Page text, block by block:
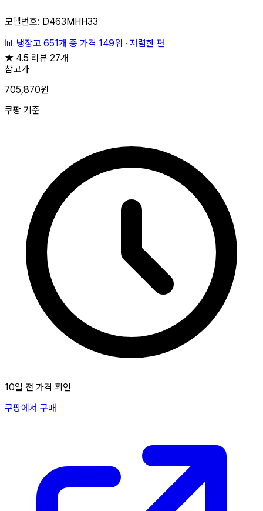
모델번호: D463MHH33
📊 냉장고 651개 중 가격 149위 · 저렴한 편
★ 4.5 리뷰 27개
참고가
705,870원
쿠팡 기준
10일 전 가격 확인
쿠팡에서 구매